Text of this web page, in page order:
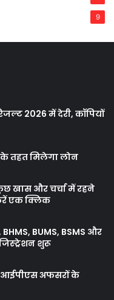
9
2026 में देरी, कॉपियों
के तहत मिलेगा लोन
खास और चर्चा में रहने
एक क्लिक
BUMS, BSMS और
शुरू
अफसरों के